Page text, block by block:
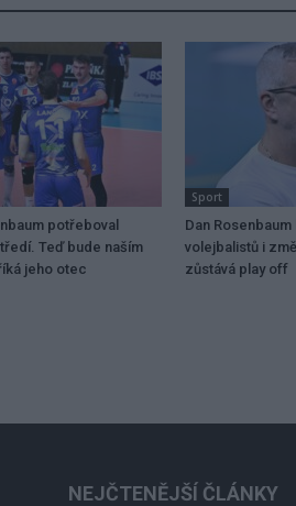
potřeboval
Teď bude naším
jeho otec
Sport
Dan
volejbalistů i
zůstává play off
NEJČTENĚJŠÍ ČLÁNKY